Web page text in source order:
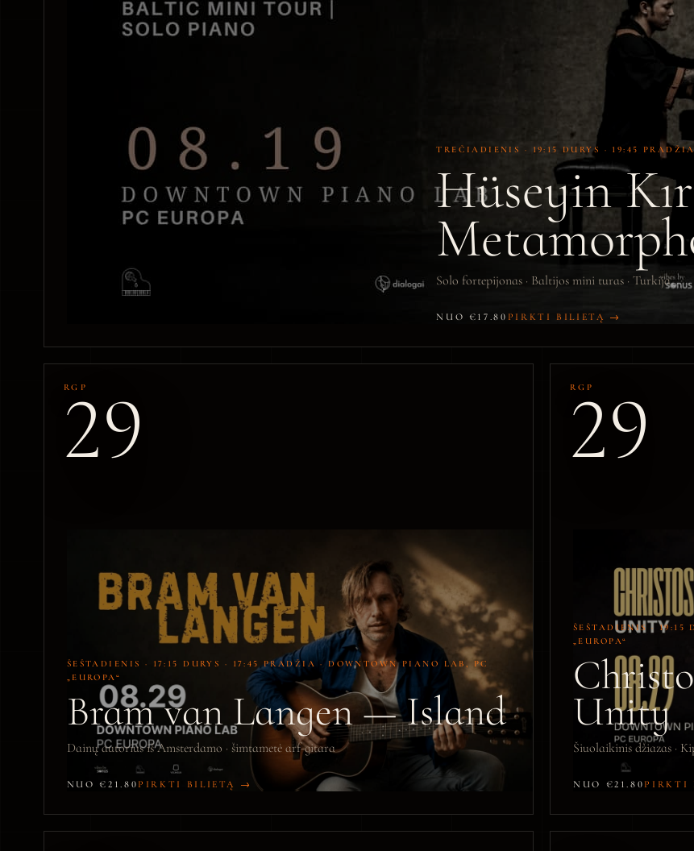
TREČIADIENIS · 19:15 DURYS · 19:45
Hüseyin
Solo fortepijonas · Baltijos mini turas · Turkija
NUO €17.80 PIRKTI BILIETĄ →
RGP
29
ŠEŠTADIENIS · 17:15 DURYS · 17:45 PRADŽIA · DOWNTOWN PIANO LAB, PC
„EUROPA“
Bram van Langen — Island
Dainų autorius iš Amsterdamo · šimtametė arf-gitara
NUO €21.80 PIRKTI BILIETĄ →
RGP
29
ŠEŠTADIENIS · 19:15
„EUROPA“
Unity
Šiuolaikinis džiazas ·
NUO €21.80 PIRKTI